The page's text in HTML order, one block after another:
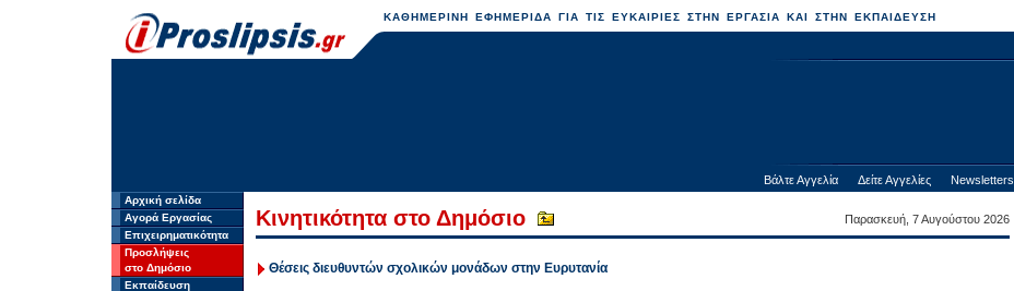
ΚΑΘΗΜΕΡΙΝΗ ΕΦΗΜΕΡΙΔΑ ΓΙΑ ΤΙΣ ΕΥΚΑΙΡΙΕΣ ΣΤΗΝ ΕΡΓΑΣΙΑ ΚΑΙ ΣΤΗΝ ΕΚΠΑΙΔΕΥΣΗ
Βάλτε Αγγελία Δείτε Αγγελίες Newsletters
Αρχική σελίδα
Αγορά Εργασίας
Επιχειρηματικότητα
Προσλήψεις
στο Δημόσιο
Εκπαίδευση
Κινητικότητα στο Δημόσιο Παρασκευή, 7 Αυγούστου 2026
Θέσεις διευθυντών σχολικών μονάδων στην Ευρυτανία